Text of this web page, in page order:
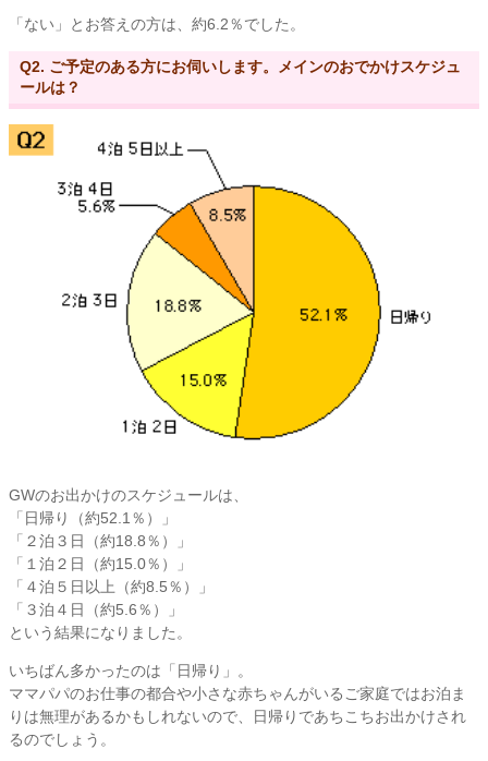
「ない」とお答えの方は、約6.2％でした。
Q2. ご予定のある方にお伺いします。メインのおでかけスケジュ
ールは？
GWのお出かけのスケジュールは、
「日帰り（約52.1％）」
「２泊３日（約18.8％）」
「１泊２日（約15.0％）」
「４泊５日以上（約8.5％）」
「３泊４日（約5.6％）」
という結果になりました。
いちばん多かったのは「日帰り」。
ママパパのお仕事の都合や小さな赤ちゃんがいるご家庭ではお泊ま
りは無理があるかもしれないので、日帰りであちこちお出かけされ
るのでしょう。